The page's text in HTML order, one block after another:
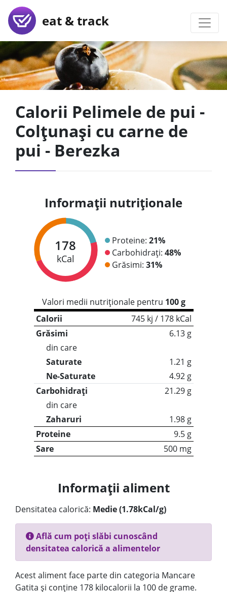
eat & track
Calorii Pelimele de pui -
Colțunași cu carne de
pui - Berezka
Informații nutriționale
178
kCal
Proteine: 21%
Carbohidrați: 48%
Grăsimi: 31%
Valori medii nutriționale pentru 100 g
Calorii
745 kj / 178 kCal
Grăsimi
6.13 g
din care
Saturate
1.21 g
Ne-Saturate
4.92 g
Carbohidrați
21.29 g
din care
Zaharuri
1.98 g
Proteine
9.5 g
Sare
500 mg
Informații aliment
Densitatea calorică: Medie (1.78kCal/g)
Află cum poți slăbi cunoscând
densitatea calorică a alimentelor
Acest aliment face parte din categoria Mancare
Gatita și conține 178 kilocalorii la 100 de grame.